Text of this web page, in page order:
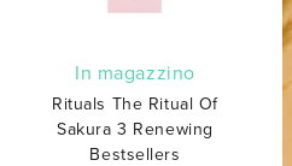
In magazzino
Rituals The Ritual Of
Sakura 3 Renewing
Bestsellers